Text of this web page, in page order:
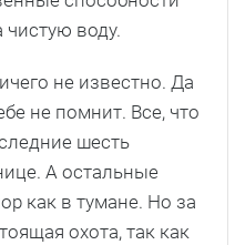
чистую воду.
не известно. Да
не помнит. Все, что
шесть
А остальные
как в тумане. Но за
охота, так как